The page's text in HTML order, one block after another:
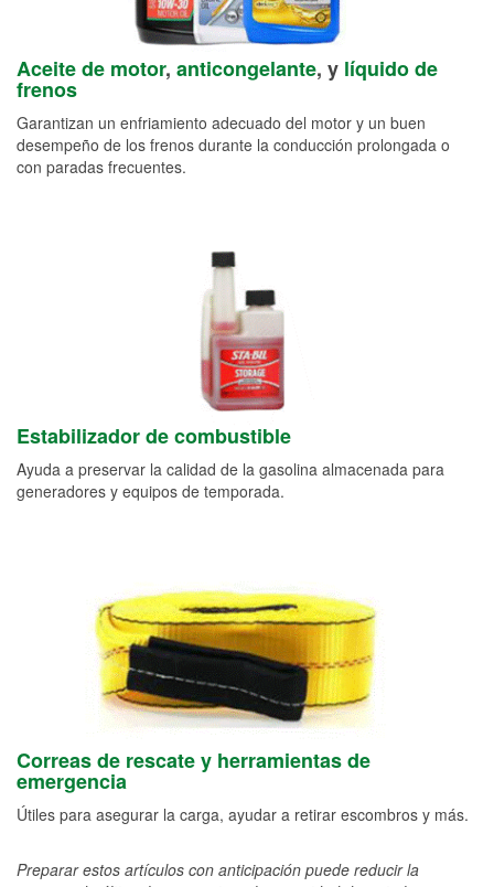
Aceite de motor, anticongelante, y líquido de
frenos
Garantizan un enfriamiento adecuado del motor y un buen
desempeño de los frenos durante la conducción prolongada o
con paradas frecuentes.
Estabilizador de combustible
Ayuda a preservar la calidad de la gasolina almacenada para
generadores y equipos de temporada.
Correas de rescate y herramientas de
emergencia
Útiles para asegurar la carga, ayudar a retirar escombros y más.
Preparar estos artículos con anticipación puede reducir la